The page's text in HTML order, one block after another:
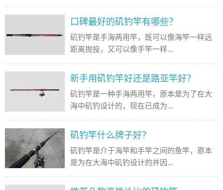
口碑最好的矶钓竿有哪些？
矶钓竿是手海两用竿，既可以像海竿一样远
距离抛投，又可以像手竿一样...
新手用矶钓竿好还是路亚竿好？
矶钓竿是一种手海两用竿，原本是为了在大
海中矶钓设计的，现在已成为...
矶钓竿什么牌子好？
矶钓竿是介于海竿和手竿之间的鱼竿，原本
是为在大海中矶钓设计的并因...